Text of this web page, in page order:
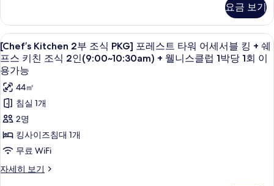
체
크
인
당
일)
사
진
모
두
보
기
인
당
일)
자
세
히
보
기
음)
+
스
플
래
시
베
이
이
용
(전
망
없
음)
+
스
플
래
시
베
이
이
용
권
4
블
킹
사
진
모
두
보
기
타
워
어
세
서
블
킹
자
세
히
보
요금 보기
[Chef’s
Kitchen
2
부
조
식
PKG]
포
레
스
오리/거위털 이불, 미니바, 객실 내 금
5
[Chef’s Kitchen 2부 조식 PKG] 포레스트 타워 어세서블 킹 + 쉐
프스 키친 조식 2인(9:00~10:30am) + 웰니스클럽 1박당 1회 이
용가능
44㎡
침실 1개
2명
킹사이즈침대 1개
무료 WiFi
자세히 보기
[Chef’s